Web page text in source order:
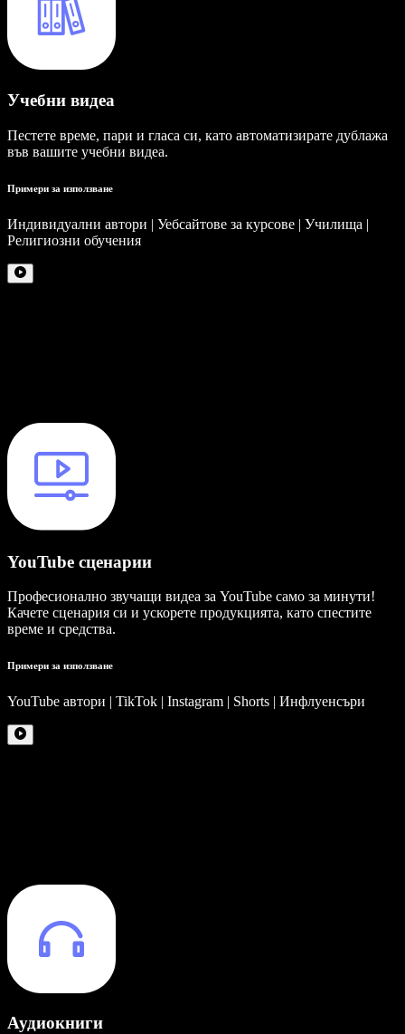
Учебни видеа
Пестете време, пари и гласа си, като автоматизирате дублажа
във вашите учебни видеа.
Примери за използване
Индивидуални автори | Уебсайтове за курсове | Училища |
Религиозни обучения
YouTube сценарии
Професионално звучащи видеа за YouTube само за минути!
Качете сценария си и ускорете продукцията, като спестите
време и средства.
Примери за използване
YouTube автори | TikTok | Instagram | Shorts | Инфлуенсъри
Аудиокниги